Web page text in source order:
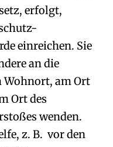
erfolgt,
einreichen. Sie
an die
Wohnort, am Ort
Ort des
wenden.
z. B. vor den